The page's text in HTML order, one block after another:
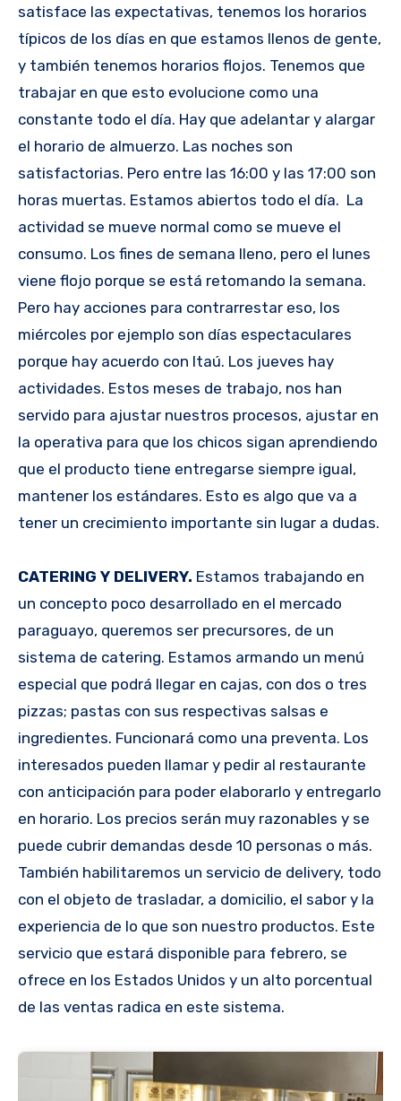
satisface las expectativas, tenemos los horarios
típicos de los días en que estamos llenos de gente,
y también tenemos horarios flojos. Tenemos que
trabajar en que esto evolucione como una
constante todo el día. Hay que adelantar y alargar
el horario de almuerzo. Las noches son
satisfactorias. Pero entre las 16:00 y las 17:00 son
horas muertas. Estamos abiertos todo el día. La
actividad se mueve normal como se mueve el
consumo. Los fines de semana lleno, pero el lunes
viene flojo porque se está retomando la semana.
Pero hay acciones para contrarrestar eso, los
miércoles por ejemplo son días espectaculares
porque hay acuerdo con Itaú. Los jueves hay
actividades. Estos meses de trabajo, nos han
servido para ajustar nuestros procesos, ajustar en
la operativa para que los chicos sigan aprendiendo
que el producto tiene entregarse siempre igual,
mantener los estándares. Esto es algo que va a
tener un crecimiento importante sin lugar a dudas.
CATERING Y DELIVERY. Estamos trabajando en
un concepto poco desarrollado en el mercado
paraguayo, queremos ser precursores, de un
sistema de catering. Estamos armando un menú
especial que podrá llegar en cajas, con dos o tres
pizzas; pastas con sus respectivas salsas e
ingredientes. Funcionará como una preventa. Los
interesados pueden llamar y pedir al restaurante
con anticipación para poder elaborarlo y entregarlo
en horario. Los precios serán muy razonables y se
puede cubrir demandas desde 10 personas o más.
También habilitaremos un servicio de delivery, todo
con el objeto de trasladar, a domicilio, el sabor y la
experiencia de lo que son nuestro productos. Este
servicio que estará disponible para febrero, se
ofrece en los Estados Unidos y un alto porcentual
de las ventas radica en este sistema.